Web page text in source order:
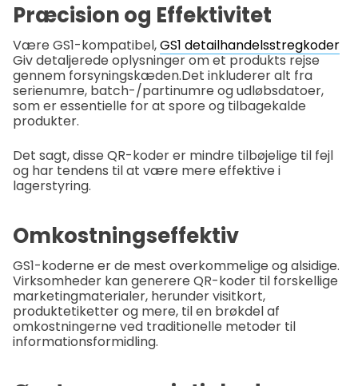
Præcision og Effektivitet
Være GS1-kompatibel,GS1 detailhandelsstregkoder
Giv detaljerede oplysninger om et produkts rejse
gennem forsyningskæden.Det inkluderer alt fra
serienumre, batch-/partinumre og udløbsdatoer,
som er essentielle for at spore og tilbagekalde
produkter.
Det sagt, disse QR-koder er mindre tilbøjelige til fejl
og har tendens til at være mere effektive i
lagerstyring.
Omkostningseffektiv
GS1-koderne er de mest overkommelige og alsidige.
Virksomheder kan generere QR-koder til forskellige
marketingmaterialer, herunder visitkort,
produktetiketter og mere, til en brøkdel af
omkostningerne ved traditionelle metoder til
informationsformidling.